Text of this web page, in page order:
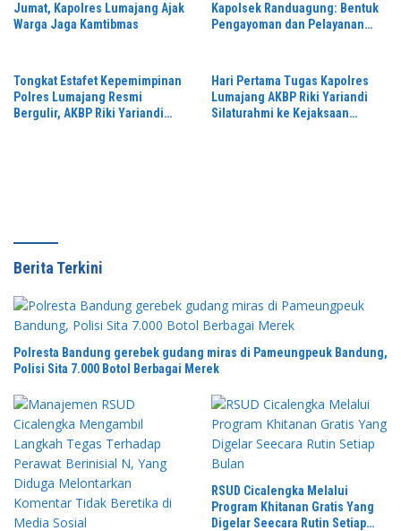
Jumat, Kapolres Lumajang Ajak
Warga Jaga Kamtibmas
Kapolsek Randuagung: Bentuk
Pengayoman dan Pelayanan
Tongkat Estafet Kepemimpinan
Polres Lumajang Resmi
Bergulir, AKBP Riki Yariandi
Hari Pertama Tugas Kapolres
Lumajang AKBP Riki Yariandi
Silaturahmi ke Kejaksaan
Berita Terkini
Polresta Bandung gerebek gudang miras di Pameungpeuk Bandung,
Polisi Sita 7.000 Botol Berbagai Merek
RSUD Cicalengka Melalui
Program Khitanan Gratis Yang
Digelar Seecara Rutin Setiap